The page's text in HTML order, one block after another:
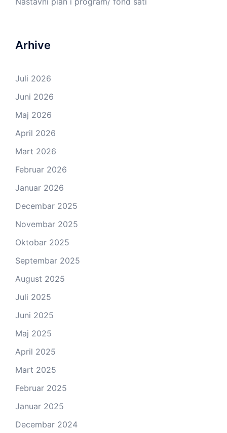
Arhive
Juli 2026
Juni 2026
Maj 2026
April 2026
Mart 2026
Februar 2026
Januar 2026
Decembar 2025
Novembar 2025
Oktobar 2025
Septembar 2025
August 2025
Juli 2025
Juni 2025
Maj 2025
April 2025
Mart 2025
Februar 2025
Januar 2025
Decembar 2024